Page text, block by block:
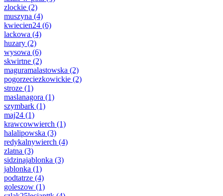
zlockie (2)
muszyna (4)
kwiecien24 (6)
lackowa (4)
huzary (2)
wysowa (6)
skwirtne (2)
maguramalastowska (2)
pogorzeciezkowickie (2)
stroze (1)
maslanagora (1)
szymbark (1)
maj24 (1)
krawcowwierch (1)
halalipowska (3)
redykalnywierch (4)
zlatna (3)
sidzinajablonka (3)
jablonka (1)
podtatrze (4)
goleszow (1)